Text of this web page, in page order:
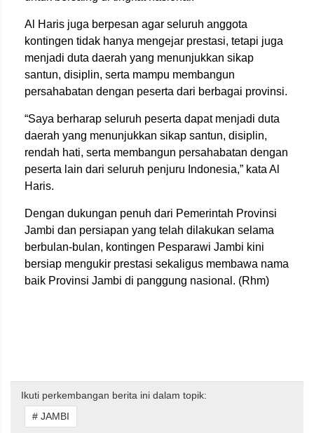
Al Haris juga berpesan agar seluruh anggota
kontingen tidak hanya mengejar prestasi, tetapi juga
menjadi duta daerah yang menunjukkan sikap
santun, disiplin, serta mampu membangun
persahabatan dengan peserta dari berbagai provinsi.
“Saya berharap seluruh peserta dapat menjadi duta
daerah yang menunjukkan sikap santun, disiplin,
rendah hati, serta membangun persahabatan dengan
peserta lain dari seluruh penjuru Indonesia,” kata Al
Haris.
Dengan dukungan penuh dari Pemerintah Provinsi
Jambi dan persiapan yang telah dilakukan selama
berbulan-bulan, kontingen Pesparawi Jambi kini
bersiap mengukir prestasi sekaligus membawa nama
baik Provinsi Jambi di panggung nasional. (Rhm)
Ikuti perkembangan berita ini dalam topik:
# JAMBI